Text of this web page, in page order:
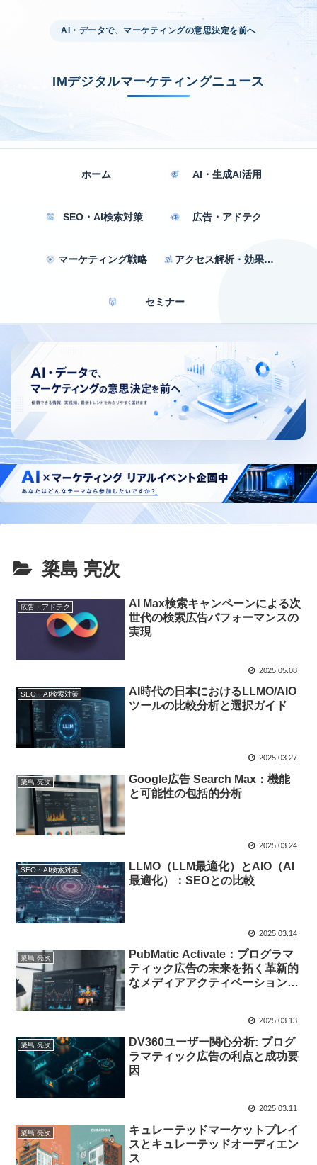
AI・データで、マーケティングの意思決定を前へ
IMデジタルマーケティングニュース
ホーム AI・生成AI活用
SEO・AI検索対策 広告・アドテク
マーケティング戦略 アクセス解析・効果測定
セミナー
簗島 亮次
広告・アドテク
AI Max検索キャンペーンによる次
世代の検索広告パフォーマンスの
実現
2025.05.08
SEO・AI検索対策
AI時代の日本におけるLLMO/AIO
ツールの比較分析と選択ガイド
2025.03.27
簗島 亮次
Google広告 Search Max：機能
と可能性の包括的分析
2025.03.24
SEO・AI検索対策
LLMO（LLM最適化）とAIO（AI
最適化）：SEOとの比較
2025.03.14
簗島 亮次
PubMatic Activate：プログラマ
ティック広告の未来を拓く革新的
なメディアアクティベーションプ
2025.03.13
簗島 亮次
DV360ユーザー関心分析: プログ
ラマティック広告の利点と成功要
因
2025.03.11
簗島 亮次
キュレーテッドマーケットプレイ
スとキュレーテッドオーディエン
ス